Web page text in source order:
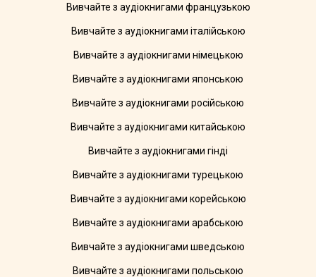
Вивчайте з аудіокнигами французькою
Вивчайте з аудіокнигами італійською
Вивчайте з аудіокнигами німецькою
Вивчайте з аудіокнигами японською
Вивчайте з аудіокнигами російською
Вивчайте з аудіокнигами китайською
Вивчайте з аудіокнигами гінді
Вивчайте з аудіокнигами турецькою
Вивчайте з аудіокнигами корейською
Вивчайте з аудіокнигами арабською
Вивчайте з аудіокнигами шведською
Вивчайте з аудіокнигами польською